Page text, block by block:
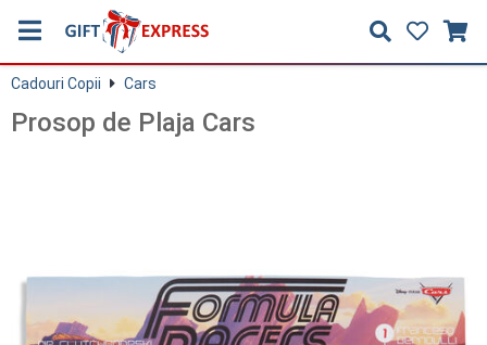
Cadouri Copii Cars
Prosop de Plaja Cars